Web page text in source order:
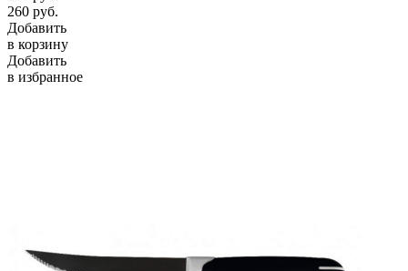
260 руб.
Добавить
в корзину
Добавить
в избранное